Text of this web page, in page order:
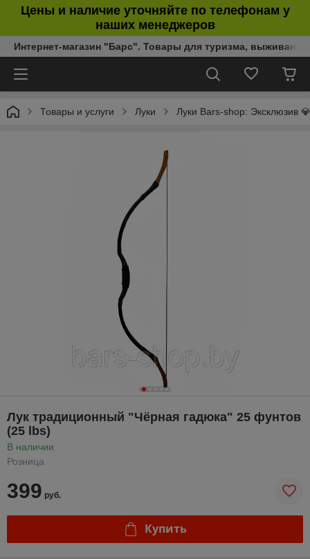
Цены и наличие уточняйте по телефонам у
наших менеджеров
Интернет-магазин "Барс". Товары для туризма,
Товары и услуги Луки Луки Bars-shop: Эксклюзив 💎
Лук традиционный "Чёрная гадюка" 25 фунтов
(25 lbs)
В наличии
Розница
399 руб.
Купить